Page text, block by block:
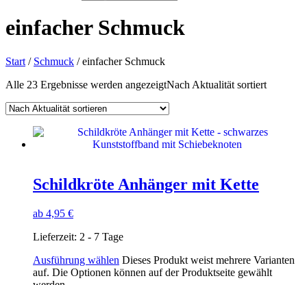
einfacher Schmuck
Start / Schmuck / einfacher Schmuck
Alle 23 Ergebnisse werden angezeigtNach Aktualität sortiert
Schildkröte Anhänger mit Kette
ab 4,95 €
Lieferzeit: 2 - 7 Tage
Ausführung wählen Dieses Produkt weist mehrere Varianten
auf. Die Optionen können auf der Produktseite gewählt